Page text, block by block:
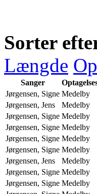
Sorter
Længde
Sanger
Jørgensen, Signe Medelby
Jørgensen, Jens
Medelby
Jørgensen, Signe Medelby
Jørgensen, Signe Medelby
Jørgensen, Signe Medelby
Jørgensen, Signe Medelby
Jørgensen, Jens
Medelby
Jørgensen, Signe Medelby
Jørgensen, Signe Medelby